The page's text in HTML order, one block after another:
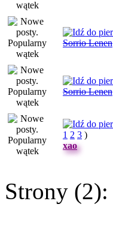
Sorrio Lenen
Sorrio Lenen
1 2 3 )
xao
Strony (2):